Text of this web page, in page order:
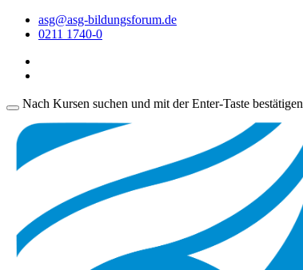
asg@asg-bildungsforum.de
0211 1740-0
Nach Kursen suchen und mit der Enter-Taste bestätigen